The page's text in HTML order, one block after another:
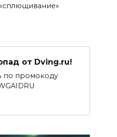
от Dving.ru!
по промокоду